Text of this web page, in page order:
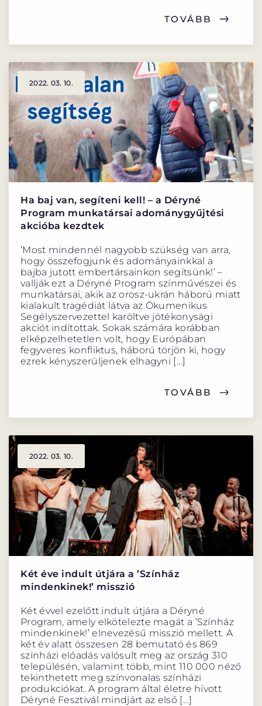
TOVÁBB
2022. 03. 10.
Ha baj van, segíteni kell! – a Déryné
Program munkatársai adománygyűjtési
akcióba kezdtek
’Most mindennél nagyobb szükség van arra,
hogy összefogjunk és adományainkkal a
bajba jutott embertársainkon segítsünk!’ –
vallják ezt a Déryné Program színművészei és
munkatársai, akik az orosz-ukrán háború miatt
kialakult tragédiát látva az Ökumenikus
Segélyszervezettel karöltve jótékonysági
akciót indítottak. Sokak számára korábban
elképzelhetetlen volt, hogy Európában
fegyveres konfliktus, háború törjön ki, hogy
ezrek kényszerüljenek elhagyni […]
TOVÁBB
2022. 03. 10.
Két éve indult útjára a ’Színház
mindenkinek!’ misszió
Két évvel ezelőtt indult útjára a Déryné
Program, amely elkötelezte magát a ’Színház
mindenkinek!’ elnevezésű misszió mellett. A
két év alatt összesen 28 bemutató és 869
színházi előadás valósult meg az ország 310
településén, valamint több, mint 110 000 néző
tekinthetett meg színvonalas színházi
produkciókat. A program által életre hívott
Déryné Fesztivál mindjárt az első […]